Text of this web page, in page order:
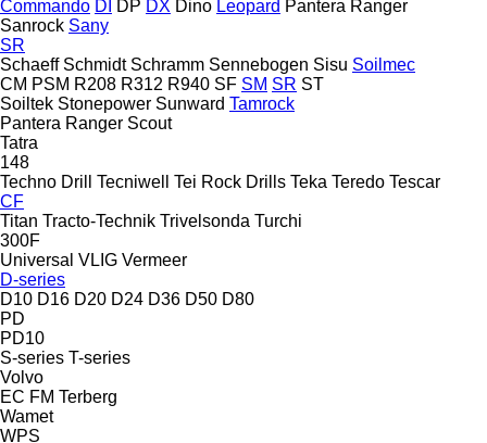
Commando DI DP DX Dino Leopard Pantera Ranger
Sanrock Sany
SR
Schaeff Schmidt Schramm Sennebogen Sisu Soilmec
CM PSM R208 R312 R940 SF SM SR ST
Soiltek Stonepower Sunward Tamrock
Pantera Ranger Scout
Tatra
148
Techno Drill
Tecniwell Tei Rock Drills Teka Teredo Tescar
CF
Titan Tracto-Technik Trivelsonda Turchi
300F
Universal VLIG Vermeer
D-series
D10 D16 D20 D24 D36 D50 D80
PD
PD10
S-series T-series
Volvo
EC FM Terberg
Wamet
WPS